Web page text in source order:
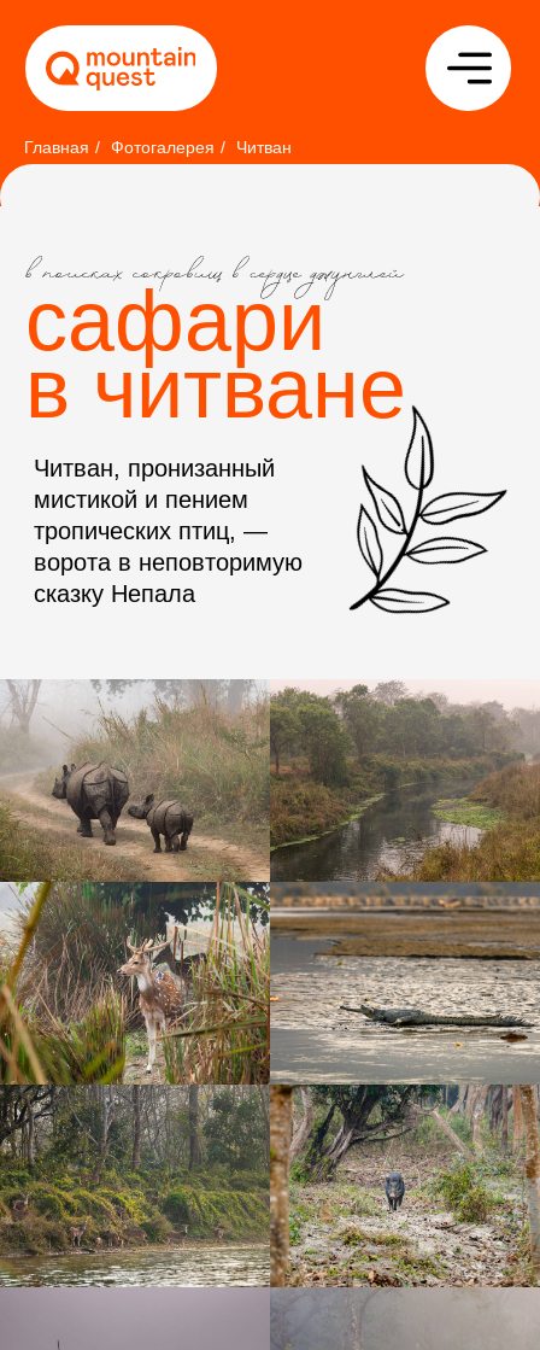
Главная / Фотогалерея / Читван
в читване
Читван, пронизанный
мистикой и пением
тропических птиц, —
ворота в неповторимую